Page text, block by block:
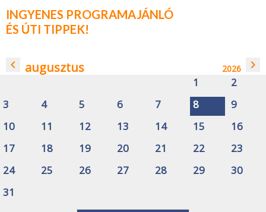
INGYENES PROGRAMAJÁNLÓ
ÉS ÚTI TIPPEK!
navigate_before augusztus 2026 navigate_next
1
2
3
4 5 6 7 8
9
10
11 12 13 14 15
16
17
18 19 20 21 22
23
24
25 26 27 28 29
30
31